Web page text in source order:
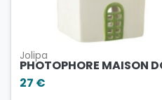
Jolipa
PHOTOPHORE MAISON
27 €